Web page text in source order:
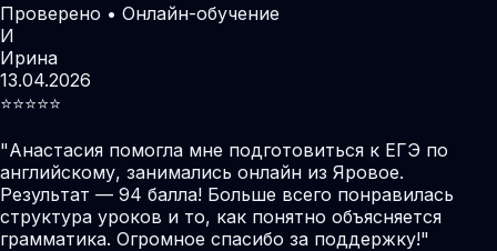
Проверено • Онлайн-обучение
И
Ирина
13.04.2026
⭐️⭐️⭐️⭐️⭐️
"Анастасия помогла мне подготовиться к ЕГЭ по
английскому, занимались онлайн из Яровое.
Результат — 94 балла! Больше всего понравилась
структура уроков и то, как понятно объясняется
грамматика. Огромное спасибо за поддержку!"